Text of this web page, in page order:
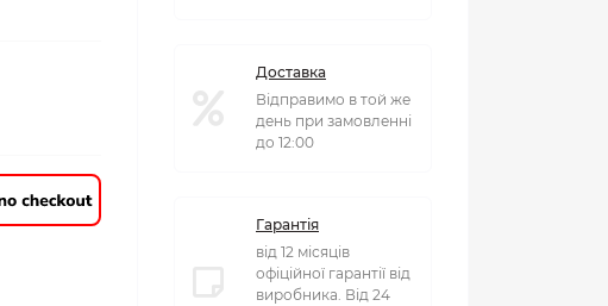
Доставка
Відправимо в той же
день при замовленні
до 12:00
Гарантія
від 12 місяців
офіційної гарантії від
виробника. Від 24